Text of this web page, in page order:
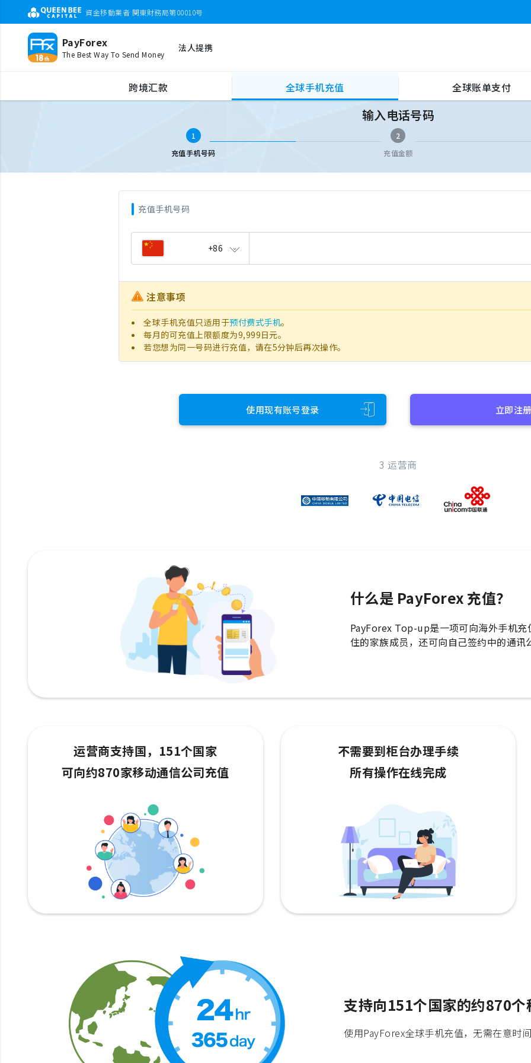
資金移動業者 関東財務局第00010号
PayForex
The Best Way To Send Money
法人提携
跨境汇款 全球手机充值 全球账单支付
输入电话号码
输入电话号码
1
充值手机号码
2
充值金额
充值手机号码
+86
注意事项
全球手机充值只适用于预付费式手机。
每月的可充值上限额度为9,999日元。
若您想为同一号码进行充值，请在5分钟后再次操作。
使用现有账号登录 立即注
3 运营商
什么是 PayForex 充值？
PayForex Top-up是一项可向海外手机
住的家族成员，还可向自己签约中的通讯
运营商支持国，151个国家
可向约870家移动通信公司充值
不需要到柜台办理手续
所有操作在线完成
支持向151个国家的约870
使用PayForex全球手机充值，无需在意时